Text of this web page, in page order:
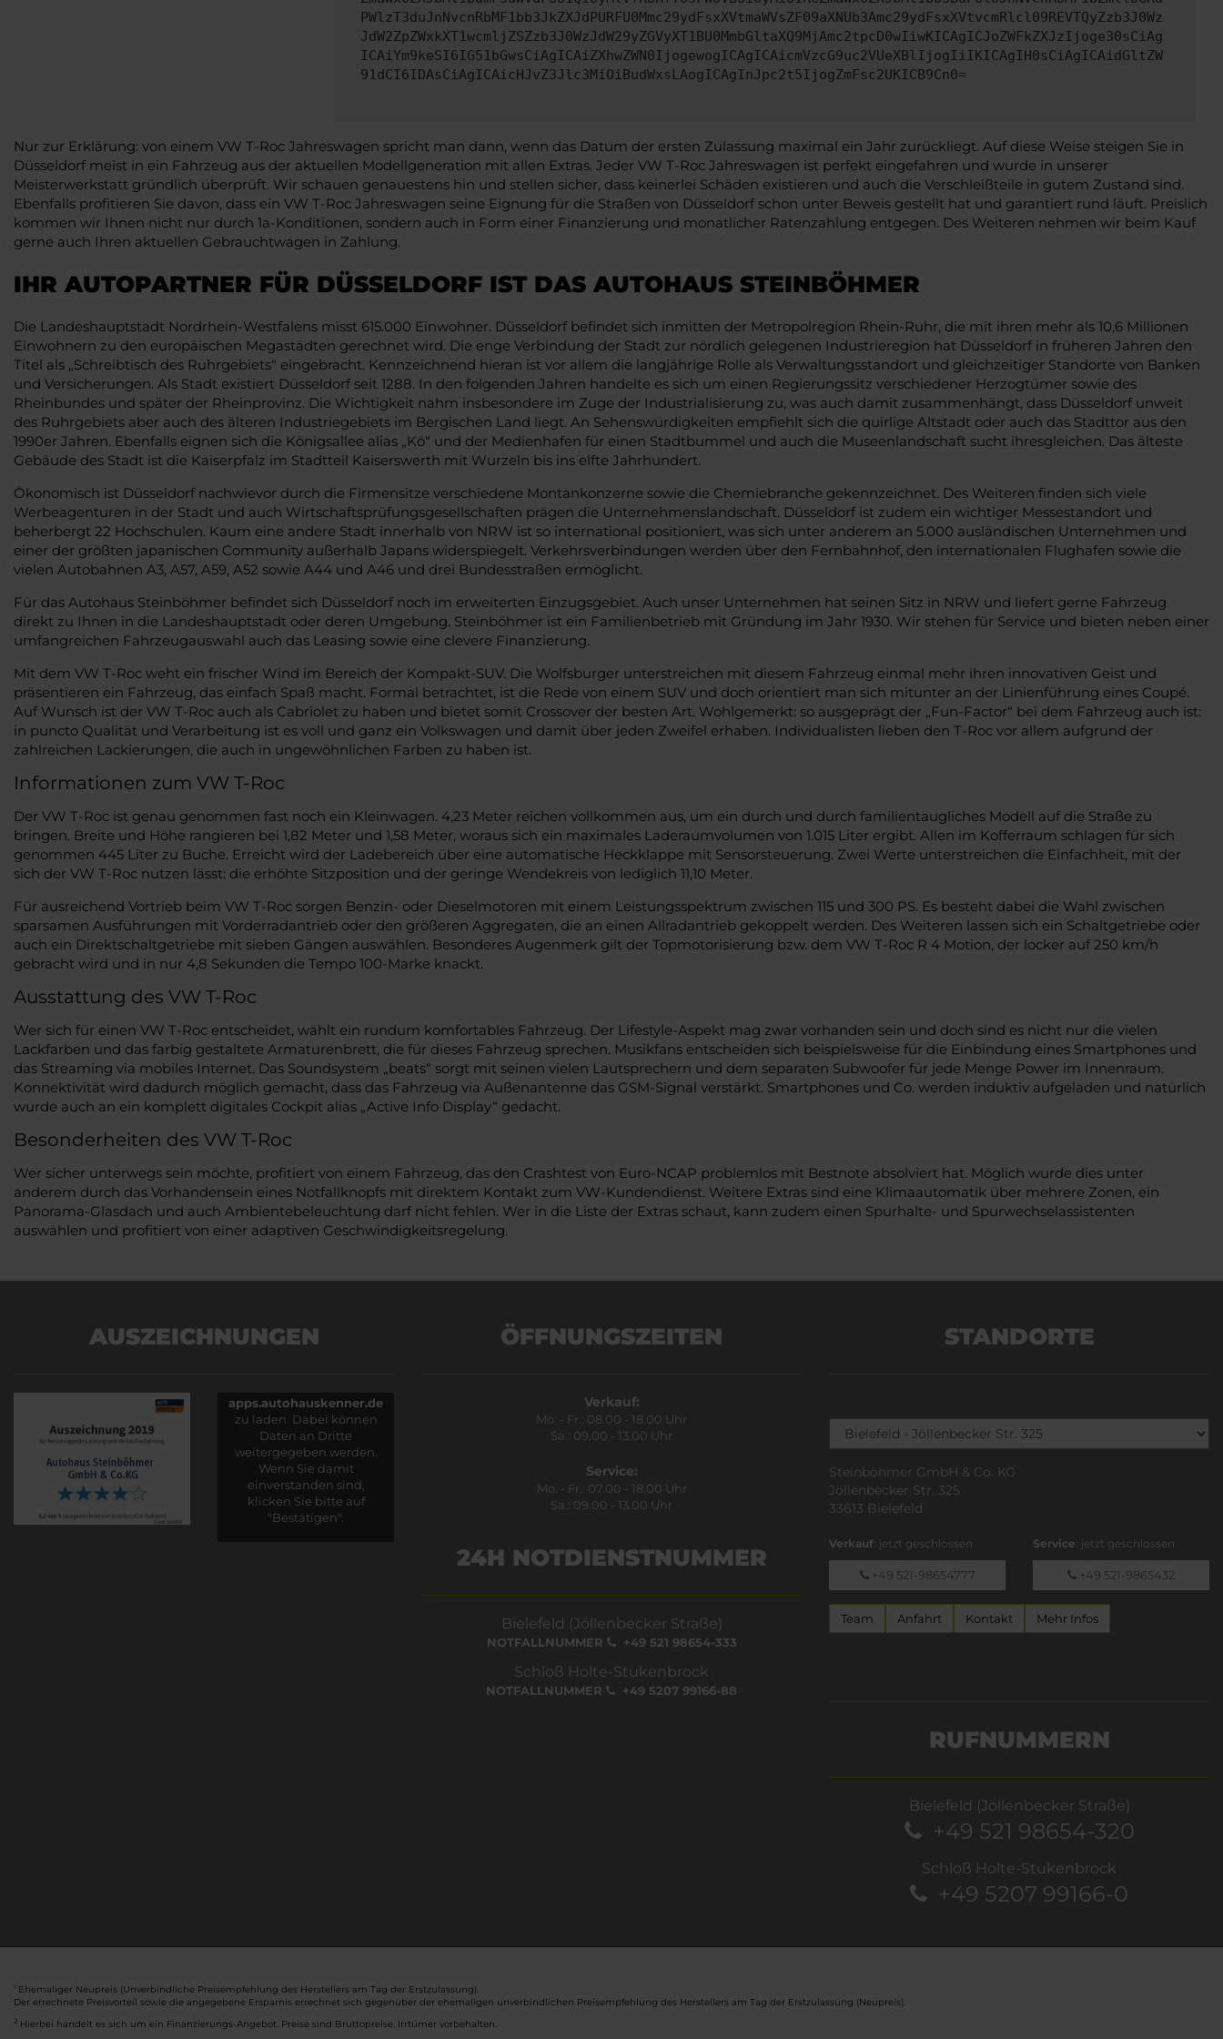
PWlzT3duJnNvcnRbMF1bb3JkZXJdPURFU0Mmc29ydFsxXVtmaWVsZF09aXNUb3Amc29ydFsxXVtvcmRlcl09REVTQyZzb3J0Wz
JdW2ZpZWxkXT1wcmljZSZzb3J0WzJdW29yZGVyXT1BU0MmbGltaXQ9MjAmc2tpcD0wIiwKICAgICJoZWFkZXJzIjoge30sCiAg
ICAiYm9keSI6IG51bGwsCiAgICAiZXhwZWN0IjogewogICAgICAicmVzcG9uc2VUeXBlIjogIiIKICAgIH0sCiAgICAidGltZW
91dCI6IDAsCiAgICAicHJvZ3Jlc3MiOiBudWxsLAogICAgInJpc2t5IjogZmFsc2UKICB9Cn0=
Nur zur Erklärung: von einem VW T-Roc Jahreswagen spricht man dann, wenn das Datum der ersten Zulassung maximal ein Jahr zurückliegt. Auf diese Weise steigen Sie in
Düsseldorf meist in ein Fahrzeug aus der aktuellen Modellgeneration mit allen Extras. Jeder VW T-Roc Jahreswagen ist perfekt eingefahren und wurde in unserer
Meisterwerkstatt gründlich überprüft. Wir schauen genauestens hin und stellen sicher, dass keinerlei Schäden existieren und auch die Verschleißteile in gutem Zustand sind.
Ebenfalls profitieren Sie davon, dass ein VW T-Roc Jahreswagen seine Eignung für die Straßen von Düsseldorf schon unter Beweis gestellt hat und garantiert rund läuft. Preislich
kommen wir Ihnen nicht nur durch 1a-Konditionen, sondern auch in Form einer Finanzierung und monatlicher Ratenzahlung entgegen. Des Weiteren nehmen wir beim Kauf
gerne auch Ihren aktuellen Gebrauchtwagen in Zahlung.
IHR AUTOPARTNER FÜR DÜSSELDORF IST DAS AUTOHAUS STEINBÖHMER
Die Landeshauptstadt Nordrhein-Westfalens misst 615.000 Einwohner. Düsseldorf befindet sich inmitten der Metropolregion Rhein-Ruhr, die mit ihren mehr als 10,6 Millionen
Einwohnern zu den europäischen Megastädten gerechnet wird. Die enge Verbindung der Stadt zur nördlich gelegenen Industrieregion hat Düsseldorf in früheren Jahren den
Titel als „Schreibtisch des Ruhrgebiets“ eingebracht. Kennzeichnend hieran ist vor allem die langjährige Rolle als Verwaltungsstandort und gleichzeitiger Standorte von Banken
und Versicherungen. Als Stadt existiert Düsseldorf seit 1288. In den folgenden Jahren handelte es sich um einen Regierungssitz verschiedener Herzogtümer sowie des
Rheinbundes und später der Rheinprovinz. Die Wichtigkeit nahm insbesondere im Zuge der Industrialisierung zu, was auch damit zusammenhängt, dass Düsseldorf unweit
des Ruhrgebiets aber auch des älteren Industriegebiets im Bergischen Land liegt. An Sehenswürdigkeiten empfiehlt sich die quirlige Altstadt oder auch das Stadttor aus den
1990er Jahren. Ebenfalls eignen sich die Königsallee alias „Kö“ und der Medienhafen für einen Stadtbummel und auch die Museenlandschaft sucht ihresgleichen. Das älteste
Gebäude des Stadt ist die Kaiserpfalz im Stadtteil Kaiserswerth mit Wurzeln bis ins elfte Jahrhundert.
Ökonomisch ist Düsseldorf nachwievor durch die Firmensitze verschiedene Montankonzerne sowie die Chemiebranche gekennzeichnet. Des Weiteren finden sich viele
Werbeagenturen in der Stadt und auch Wirtschaftsprüfungsgesellschaften prägen die Unternehmenslandschaft. Düsseldorf ist zudem ein wichtiger Messestandort und
beherbergt 22 Hochschulen. Kaum eine andere Stadt innerhalb von NRW ist so international positioniert, was sich unter anderem an 5.000 ausländischen Unternehmen und
einer der größten japanischen Community außerhalb Japans widerspiegelt. Verkehrsverbindungen werden über den Fernbahnhof, den internationalen Flughafen sowie die
vielen Autobahnen A3, A57, A59, A52 sowie A44 und A46 und drei Bundesstraßen ermöglicht.
Für das Autohaus Steinböhmer befindet sich Düsseldorf noch im erweiterten Einzugsgebiet. Auch unser Unternehmen hat seinen Sitz in NRW und liefert gerne Fahrzeug
direkt zu Ihnen in die Landeshauptstadt oder deren Umgebung. Steinböhmer ist ein Familienbetrieb mit Gründung im Jahr 1930. Wir stehen für Service und bieten neben einer
umfangreichen Fahrzeugauswahl auch das Leasing sowie eine clevere Finanzierung.
Mit dem VW T-Roc weht ein frischer Wind im Bereich der Kompakt-SUV. Die Wolfsburger unterstreichen mit diesem Fahrzeug einmal mehr ihren innovativen Geist und
präsentieren ein Fahrzeug, das einfach Spaß macht. Formal betrachtet, ist die Rede von einem SUV und doch orientiert man sich mitunter an der Linienführung eines Coupé.
Auf Wunsch ist der VW T-Roc auch als Cabriolet zu haben und bietet somit Crossover der besten Art. Wohlgemerkt: so ausgeprägt der „Fun-Factor“ bei dem Fahrzeug auch ist:
in puncto Qualität und Verarbeitung ist es voll und ganz ein Volkswagen und damit über jeden Zweifel erhaben. Individualisten lieben den T-Roc vor allem aufgrund der
zahlreichen Lackierungen, die auch in ungewöhnlichen Farben zu haben ist.
Informationen zum VW T-Roc
Der VW T-Roc ist genau genommen fast noch ein Kleinwagen. 4,23 Meter reichen vollkommen aus, um ein durch und durch familientaugliches Modell auf die Straße zu
bringen. Breite und Höhe rangieren bei 1,82 Meter und 1,58 Meter, woraus sich ein maximales Laderaumvolumen von 1.015 Liter ergibt. Allen im Kofferraum schlagen für sich
genommen 445 Liter zu Buche. Erreicht wird der Ladebereich über eine automatische Heckklappe mit Sensorsteuerung. Zwei Werte unterstreichen die Einfachheit, mit der
sich der VW T-Roc nutzen lässt: die erhöhte Sitzposition und der geringe Wendekreis von lediglich 11,10 Meter.
Für ausreichend Vortrieb beim VW T-Roc sorgen Benzin- oder Dieselmotoren mit einem Leistungsspektrum zwischen 115 und 300 PS. Es besteht dabei die Wahl zwischen
sparsamen Ausführungen mit Vorderradantrieb oder den größeren Aggregaten, die an einen Allradantrieb gekoppelt werden. Des Weiteren lassen sich ein Schaltgetriebe oder
auch ein Direktschaltgetriebe mit sieben Gängen auswählen. Besonderes Augenmerk gilt der Topmotorisierung bzw. dem VW T-Roc R 4 Motion, der locker auf 250 km/h
gebracht wird und in nur 4,8 Sekunden die Tempo 100-Marke knackt.
Ausstattung des VW T-Roc
Wer sich für einen VW T-Roc entscheidet, wählt ein rundum komfortables Fahrzeug. Der Lifestyle-Aspekt mag zwar vorhanden sein und doch sind es nicht nur die vielen
Lackfarben und das farbig gestaltete Armaturenbrett, die für dieses Fahrzeug sprechen. Musikfans entscheiden sich beispielsweise für die Einbindung eines Smartphones und
das Streaming via mobiles Internet. Das Soundsystem „beats“ sorgt mit seinen vielen Lautsprechern und dem separaten Subwoofer für jede Menge Power im Innenraum.
Konnektivität wird dadurch möglich gemacht, dass das Fahrzeug via Außenantenne das GSM-Signal verstärkt. Smartphones und Co. werden induktiv aufgeladen und natürlich
wurde auch an ein komplett digitales Cockpit alias „Active Info Display“ gedacht.
Besonderheiten des VW T-Roc
Wer sicher unterwegs sein möchte, profitiert von einem Fahrzeug, das den Crashtest von Euro-NCAP problemlos mit Bestnote absolviert hat. Möglich wurde dies unter
anderem durch das Vorhandensein eines Notfallknopfs mit direktem Kontakt zum VW-Kundendienst. Weitere Extras sind eine Klimaautomatik über mehrere Zonen, ein
Panorama-Glasdach und auch Ambientebeleuchtung darf nicht fehlen. Wer in die Liste der Extras schaut, kann zudem einen Spurhalte- und Spurwechselassistenten
auswählen und profitiert von einer adaptiven Geschwindigkeitsregelung.
AUSZEICHNUNGEN
apps.autohauskenner.de
zu laden. Dabei können
Daten an Dritte
weitergegeben werden.
Wenn Sie damit
einverstanden sind,
klicken Sie bitte auf
"Bestätigen".
ÖFFNUNGSZEITEN
Verkauf:
Mo. - Fr.: 08.00 - 18.00 Uhr
Sa.: 09.00 - 13.00 Uhr
Service:
Mo. - Fr.: 07.00 - 18.00 Uhr
Sa.: 09.00 - 13.00 Uhr
24H NOTDIENSTNUMMER
Bielefeld (Jöllenbecker Straße)
NOTFALLNUMMER +49 521 98654-333
Schloß Holte-Stukenbrock
NOTFALLNUMMER +49 5207 99166-88
STANDORTE
Steinböhmer GmbH & Co. KG
Jöllenbecker Str. 325
33613 Bielefeld
Verkauf: jetzt geschlossen
+49 521-98654777
Service: jetzt geschlossen
+49 521-9865432
Team Anfahrt Kontakt Mehr Infos
RUFNUMMERN
Bielefeld (Jöllenbecker Straße)
+49 521 98654-320
Schloß Holte-Stukenbrock
+49 5207 99166-0
1 Ehemaliger Neupreis (Unverbindliche Preisempfehlung des Herstellers am Tag der Erstzulassung).
Der errechnete Preisvorteil sowie die angegebene Ersparnis errechnet sich gegenüber der ehemaligen unverbindlichen Preisempfehlung des Herstellers am Tag der Erstzulassung (Neupreis).
2 Hierbei handelt es sich um ein Finanzierungs-Angebot. Preise sind Bruttopreise. Irrtümer vorbehalten.